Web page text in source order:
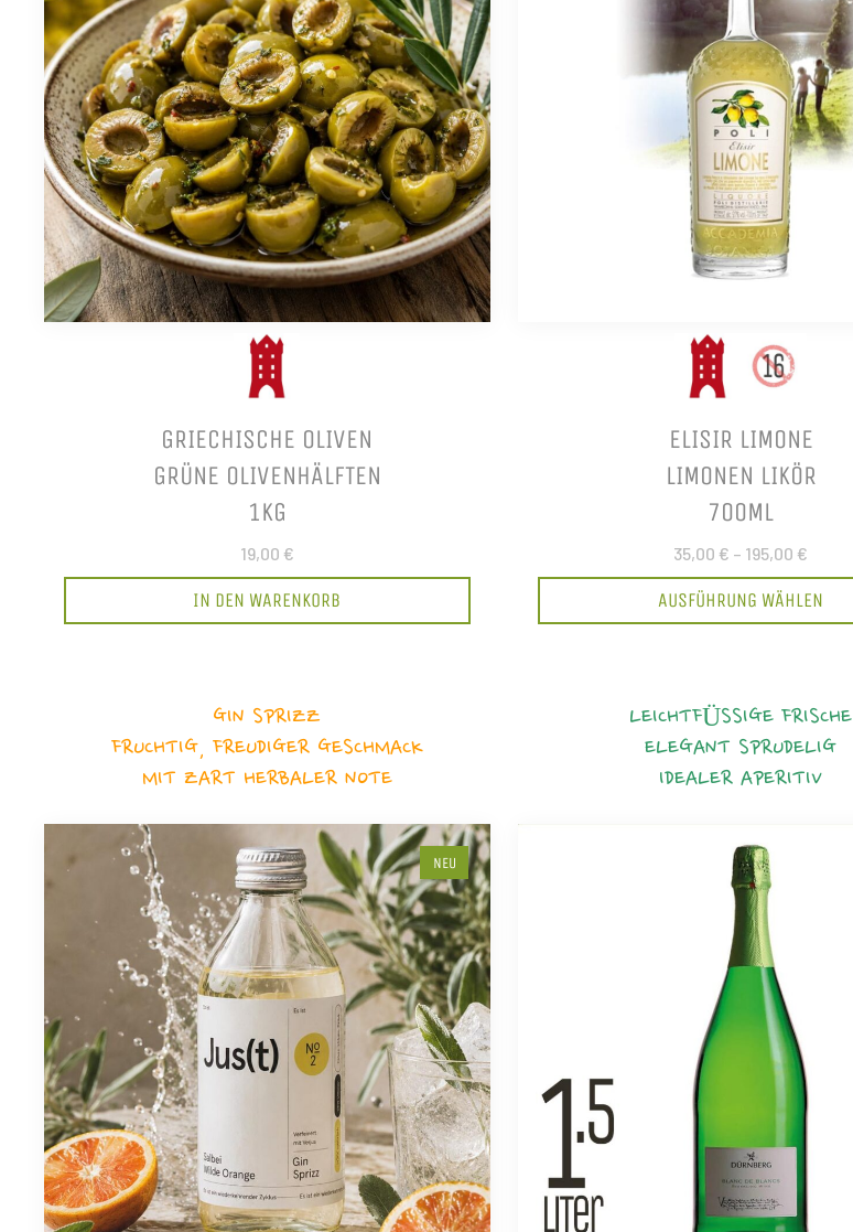
GRIECHISCHE OLIVEN
GRÜNE OLIVENHÄLFTEN
1KG
19,00 €
IN DEN WARENKORB
ELISIR LIMONE
LIMONEN LIKÖR
700ML
35,00 € – 195,00 €
AUSFÜHRUNG WÄHLEN
GIN SPRIZZ
FRUCHTIG, FREUDIGER GESCHMACK
MIT ZART HERBALER NOTE
NEU
LEICHTFÜSSIGE FRISCHE
ELEGANT SPRUDELIG
IDEALER APERITIV